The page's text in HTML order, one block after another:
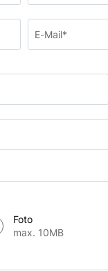
E-Mail*
Foto
max. 10MB